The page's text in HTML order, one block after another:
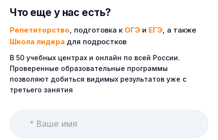
Что еще у нас есть?
Репетиторство, подготовка к ОГЭ и ЕГЭ, а также
Школа лидера для подростков
В 50 учебных центрах и онлайн по всей России.
Проверенные образовательные программы
позволяют добиться видимых результатов уже с
третьего занятия